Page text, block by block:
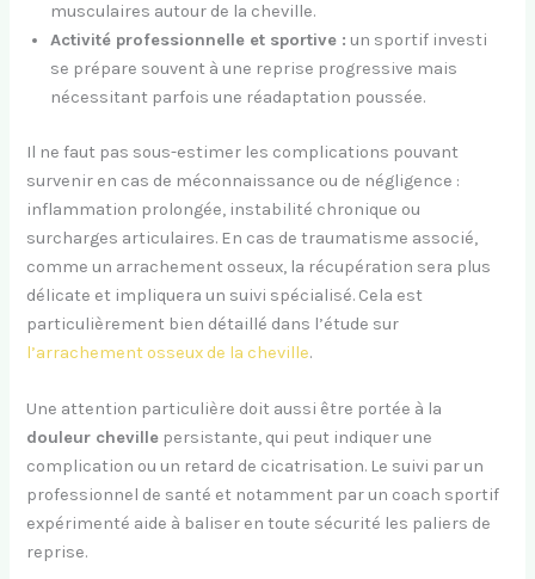
musculaires autour de la cheville.
Activité professionnelle et sportive : un sportif investi
se prépare souvent à une reprise progressive mais
nécessitant parfois une réadaptation poussée.
Il ne faut pas sous-estimer les complications pouvant
survenir en cas de méconnaissance ou de négligence :
inflammation prolongée, instabilité chronique ou
surcharges articulaires. En cas de traumatisme associé,
comme un arrachement osseux, la récupération sera plus
délicate et impliquera un suivi spécialisé. Cela est
particulièrement bien détaillé dans l’étude sur
l’arrachement osseux de la cheville.
Une attention particulière doit aussi être portée à la
douleur cheville persistante, qui peut indiquer une
complication ou un retard de cicatrisation. Le suivi par un
professionnel de santé et notamment par un coach sportif
expérimenté aide à baliser en toute sécurité les paliers de
reprise.